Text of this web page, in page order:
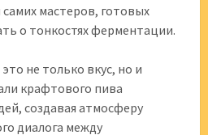
самих мастеров, готовых
о тонкостях ферментации.
не только вкус, но и
крафтового пива
создавая атмосферу
диалога между